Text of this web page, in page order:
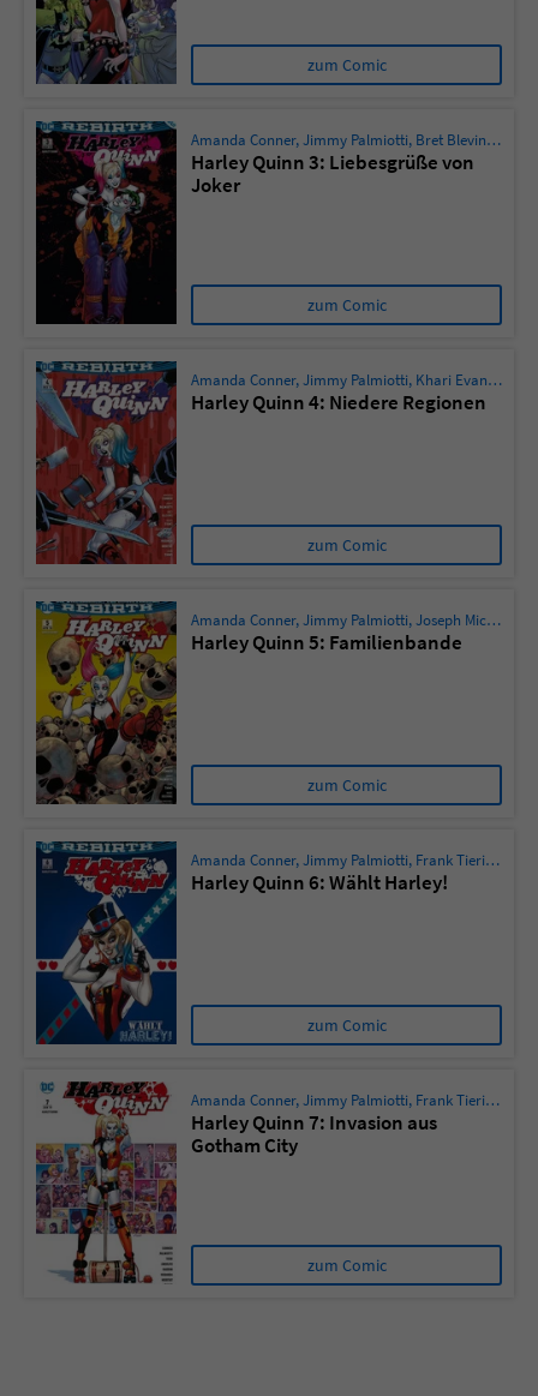
zum Comic
Amanda Conner,Jimmy Palmiotti, Bret Blevins ,
Harley Quinn 3: Liebesgrüße von
Joker
zum Comic
Amanda Conner,Jimmy Palmiotti, Khari Evans ,
Harley Quinn 4: Niedere Regionen
zum Comic
Amanda Conner,Jimmy Palmiotti,Joseph Michael Linsner
Harley Quinn 5: Familienbande
zum Comic
Amanda Conner,Jimmy Palmiotti, Frank Tieri,Mirka
Harley Quinn 6: Wählt Harley!
zum Comic
Amanda Conner,Jimmy Palmiotti, Frank Tieri,Mirka
Harley Quinn 7: Invasion aus
Gotham City
zum Comic